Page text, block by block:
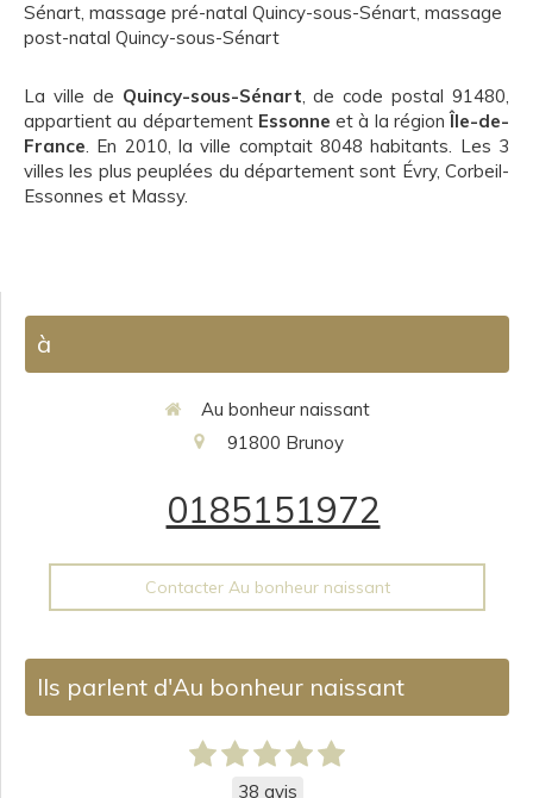
Sénart, massage pré-natal Quincy-sous-Sénart, massage
post-natal Quincy-sous-Sénart
La ville de Quincy-sous-Sénart, de code postal 91480,
appartient au département Essonne et à la régionÎle-de-
France. En 2010, la ville comptait 8048 habitants. Les 3
villes les plus peuplées du département sont Évry, Corbeil-
Essonnes et Massy.
à
Au bonheur naissant
91800 Brunoy
0185151972
Contacter Au bonheur naissant
Ils parlent d'Au bonheur naissant
38 avis